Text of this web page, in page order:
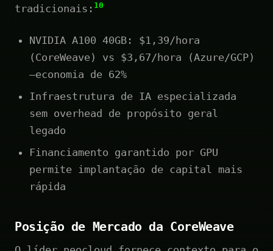
tradicionais: 10
NVIDIA A100 40GB: $1,39/hora
(CoreWeave) vs $3,67/hora (Azure/GCP)
—economia de 62%
Infraestrutura de IA especializada
sem overhead de propósito geral
legado
Financiamento garantido por GPU
permite implantação de capital mais
rápida
Posição de Mercado da CoreWeave